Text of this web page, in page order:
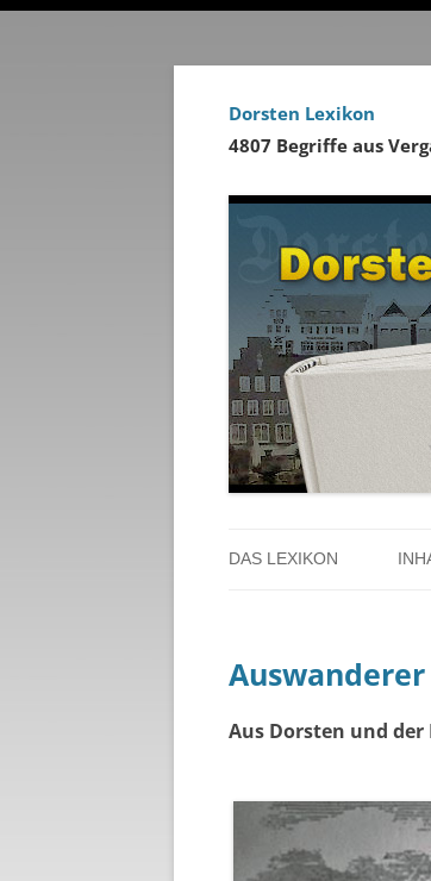
Dorsten Lexikon
4807 Begriffe aus
DAS LEXIKON
ÜBER DAS PROJEKT
Auswanderer
Aus Dorsten und